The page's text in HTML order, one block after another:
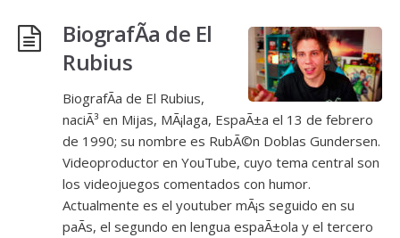
BiografÃ­a de El
Rubius
BiografÃ­a de El Rubius,
naciÃ³ en Mijas, MÃ¡laga, EspaÃ±a el 13 de febrero
de 1990; su nombre es RubÃ©n Doblas Gundersen.
Videoproductor en YouTube, cuyo tema central son
los videojuegos comentados con humor.
Actualmente es el youtuber mÃ¡s seguido en su
paÃ­s, el segundo en lengua espaÃ±ola y el tercero